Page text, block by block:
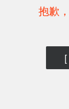
抱歉